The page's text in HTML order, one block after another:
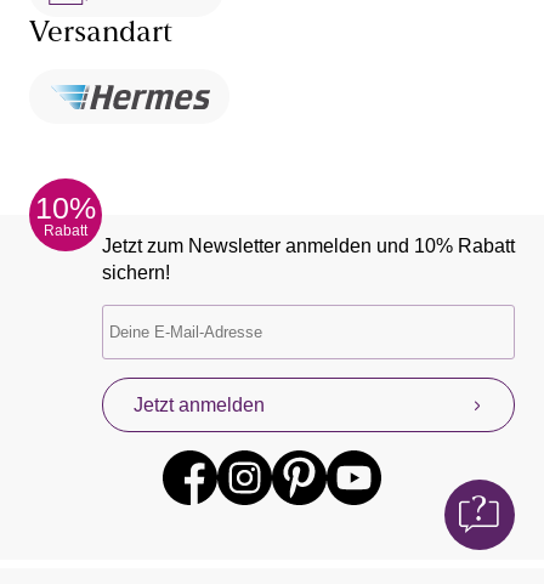
Versandart
10%
Rabatt
Jetzt zum Newsletter anmelden und 10% Rabatt
sichern!
Jetzt anmelden